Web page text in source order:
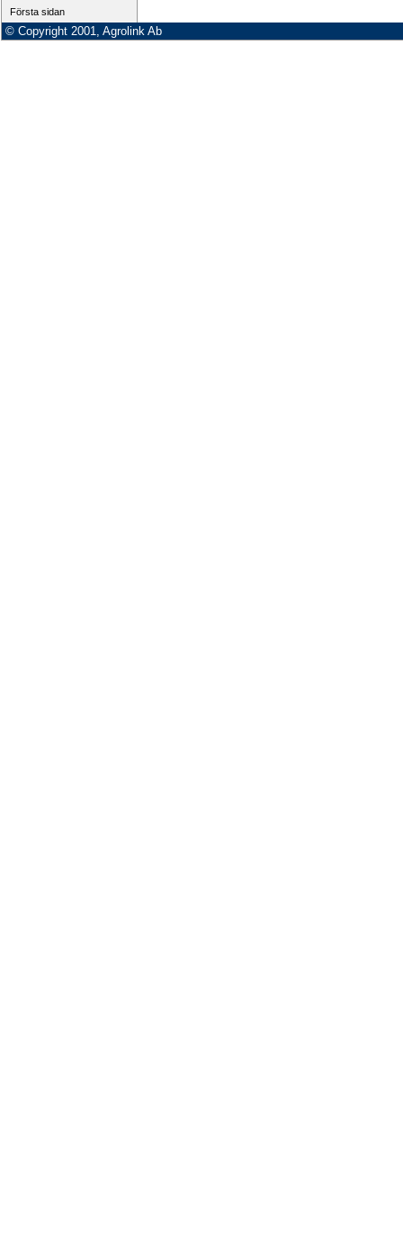
Första sidan
© Copyright 2001, Agrolink Ab